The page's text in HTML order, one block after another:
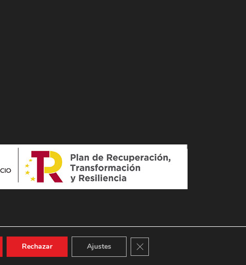
Rechazar Ajustes Cerrar el banner de cookies RGPD